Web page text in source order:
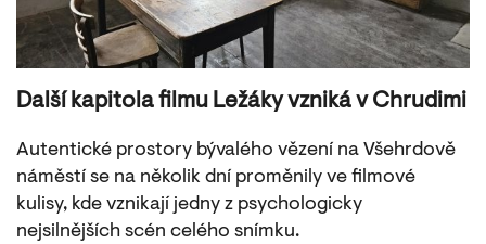
Další kapitola filmu Ležáky vzniká v Chrudimi
Autentické prostory bývalého vězení na Všehrdově
náměstí se na několik dní proměnily ve filmové
kulisy, kde vznikají jedny z psychologicky
nejsilnějších scén celého snímku.